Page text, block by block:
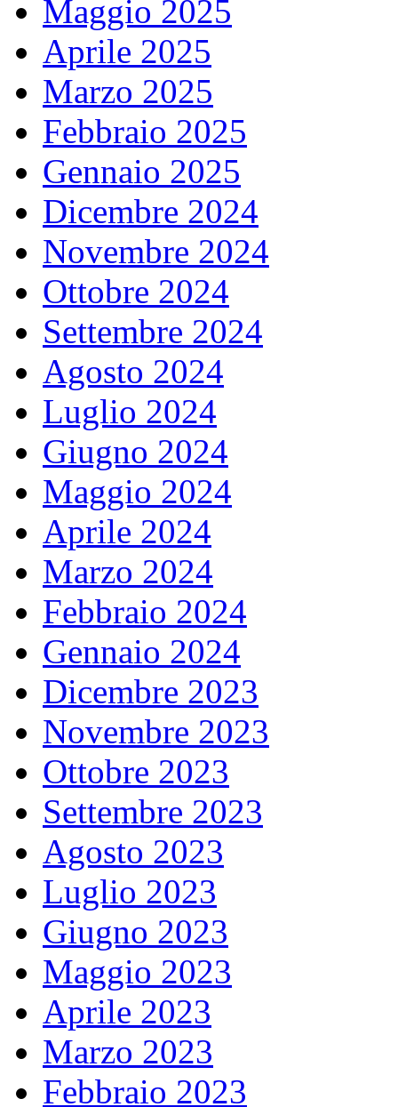
Maggio 2025
Aprile 2025
Marzo 2025
Febbraio 2025
Gennaio 2025
Dicembre 2024
Novembre 2024
Ottobre 2024
Settembre 2024
Agosto 2024
Luglio 2024
Giugno 2024
Maggio 2024
Aprile 2024
Marzo 2024
Febbraio 2024
Gennaio 2024
Dicembre 2023
Novembre 2023
Ottobre 2023
Settembre 2023
Agosto 2023
Luglio 2023
Giugno 2023
Maggio 2023
Aprile 2023
Marzo 2023
Febbraio 2023